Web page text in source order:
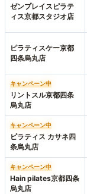
ゼンプレイスピラテ
ィス京都スタジオ店
ピラティスケー京都
四条烏丸店
キャンペーン中
リントスル京都四条
烏丸店
キャンペーン中
ピラティス カサネ四
条烏丸店
キャンペーン中
Hain pilates京都四条
烏丸店